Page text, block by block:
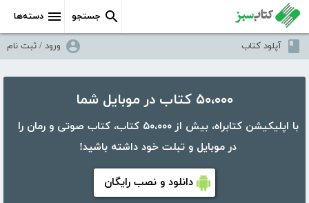
دسته‌ها جستجو
آپلود کتاب ورود / ثبت نام
۵۰،۰۰۰ کتاب در موبایل شما
با اپلیکیشن کتابراه، بیش از ۵۰،۰۰۰ کتاب، کتاب صوتی و رمان را
در موبایل و تبلت خود داشته باشید!
دانلود و نصب رایگان